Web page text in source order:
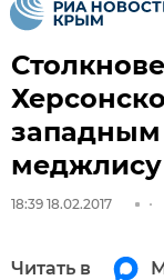
18:39 18.02.2017
Читать в